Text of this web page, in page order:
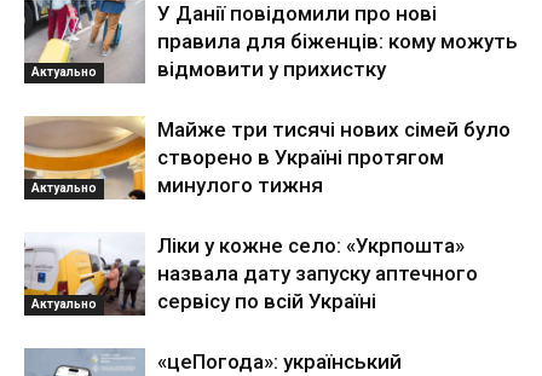
Актуально
У Данії повідомили про нові
правила для біженців: кому можуть
відмовити у прихистку
Актуально
Майже три тисячі нових сімей було
створено в Україні протягом
минулого тижня
Актуально
Ліки у кожне село: «Укрпошта»
назвала дату запуску аптечного
сервісу по всій Україні
«цеПогода»: український